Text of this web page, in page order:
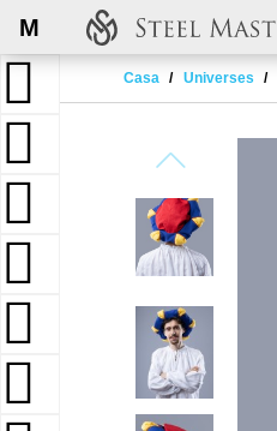
M
Casa Universes